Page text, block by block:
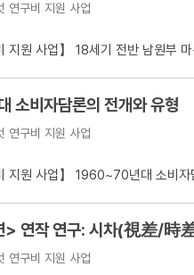
된 자료를 검색
나오지 않는 자
연구비 지원 사업
지원 사업】 18세기 전반 남원부
비자담론의 전개와 유형
연구비 지원 사업
비 지원 사업】 1960~70년대 소
> 연작 연구: 시차(視差/時
연구비 지원 사업